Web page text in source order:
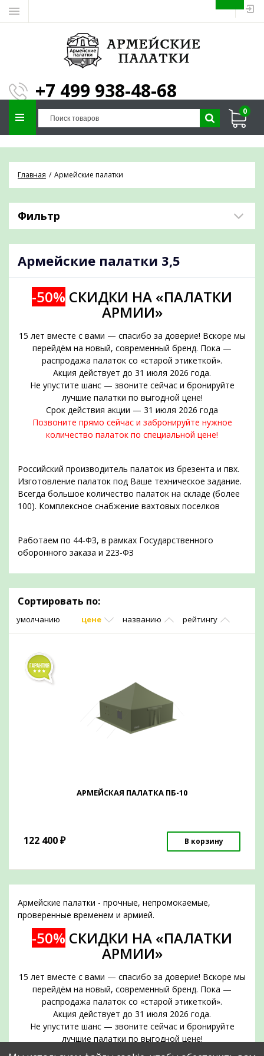
+7 499 938-48-68
0
Главная Армейские палатки
Фильтр
Армейские палатки 3,5
-50% СКИДКИ НА «ПАЛАТКИ
АРМИИ»
15 лет вместе с вами — спасибо за доверие! Вскоре мы
перейдём на новый, современный бренд. Пока —
распродажа палаток со «старой этикеткой».
Акция действует до 31 июля 2026 года.
Не упустите шанс — звоните сейчас и бронируйте
лучшие палатки по выгодной цене!
Срок действия акции — 31 июля 2026 года
Позвоните прямо сейчас и забронируйте нужное
количество палаток по специальной цене!
Российский производитель палаток из брезента и пвх.
Изготовление палаток под Ваше техническое задание.
Всегда большое количество палаток на складе (более
100). Комплексное снабжение вахтовых поселков
Работаем по 44-ФЗ, в рамках Государственного
оборонного заказа и 223-ФЗ
Сортировать по:
умолчанию цене названию рейтингу
АРМЕЙСКАЯ ПАЛАТКА ПБ-10
122 400₽ В корзину
Армейские палатки - прочные, непромокаемые,
проверенные временем и армией.
-50% СКИДКИ НА «ПАЛАТКИ
АРМИИ»
15 лет вместе с вами — спасибо за доверие! Вскоре мы
перейдём на новый, современный бренд. Пока —
распродажа палаток со «старой этикеткой».
Акция действует до 31 июля 2026 года.
Не упустите шанс — звоните сейчас и бронируйте
лучшие палатки по выгодной цене!
Срок действия акции — до 31 июля 2026 года
ЗАПОЛНИТЕ ФОРМУ И
МЫ ПОДБЕРЕМ
ПАЛАТКУ ПОД ВАШИ
ПАРАМЕТРЫ!
Отправим предложение на почту и
проконсультируем по любым вопросам
подобрать